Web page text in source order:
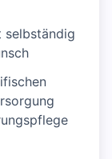
selbständig